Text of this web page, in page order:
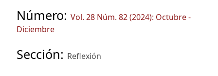
Número: Vol. 28 Núm. 82 (2024): Octubre -
Diciembre
Sección: Reflexión